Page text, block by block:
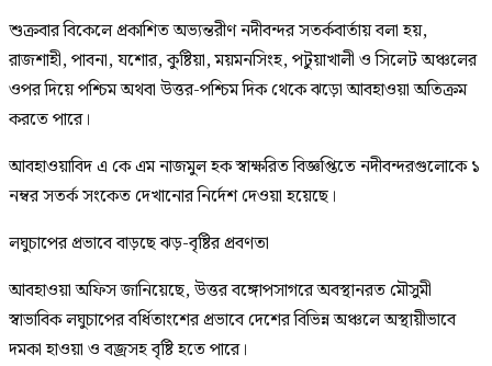
শুক্রবার বিকেলে প্রকাশিত অভ্যন্তরীণ নদীবন্দর সতর্কবার্তায় বলা হয়,
রাজশাহী, পাবনা, যশোর, কুষ্টিয়া, ময়মনসিংহ, পটুয়াখালী ও সিলেট অঞ্চলের
ওপর দিয়ে পশ্চিম অথবা উত্তর-পশ্চিম দিক থেকে ঝড়ো আবহাওয়া অতিক্রম
করতে পারে।
আবহাওয়াবিদ এ কে এম নাজমুল হক স্বাক্ষরিত বিজ্ঞপ্তিতে নদীবন্দরগুলোকে ১
নম্বর সতর্ক সংকেত দেখানোর নির্দেশ দেওয়া হয়েছে।
লঘুচাপের প্রভাবে বাড়ছে ঝড়-বৃষ্টির প্রবণতা
আবহাওয়া অফিস জানিয়েছে, উত্তর বঙ্গোপসাগরে অবস্থানরত মৌসুমী
স্বাভাবিক লঘুচাপের বর্ধিতাংশের প্রভাবে দেশের বিভিন্ন অঞ্চলে অস্থায়ীভাবে
দমকা হাওয়া ও বজ্রসহ বৃষ্টি হতে পারে।